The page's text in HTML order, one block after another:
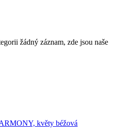
žádný záznam, zde jsou naše